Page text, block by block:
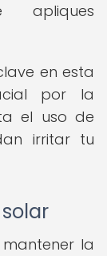
en esta
por la
el uso de
irritar tu
la